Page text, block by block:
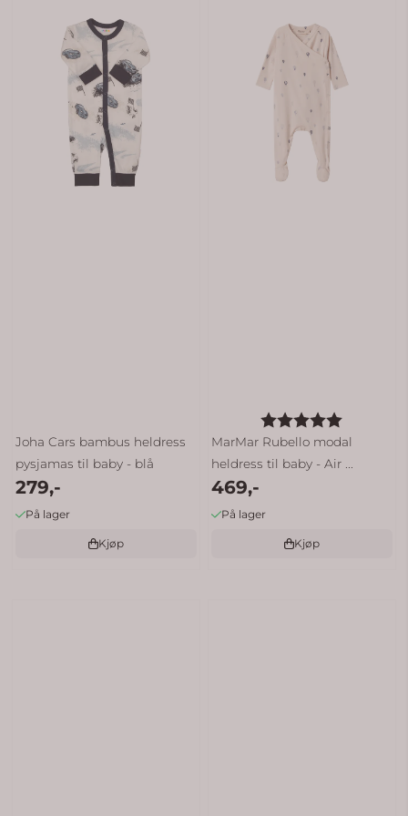
Joha Cars bambus heldress
pysjamas til baby - blå
279,-
På lager
Kjøp
Karakter:
MarMar Rubello modal
heldress til baby - Air ...
469,-
På lager
Kjøp